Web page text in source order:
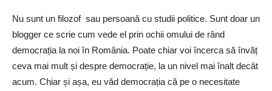
Nu sunt un filozof sau persoană cu studii politice. Sunt doar un
blogger ce scrie cum vede el prin ochii omului de rând
democrația la noi în România. Poate chiar voi încerca să învăț
ceva mai mult și despre democrație, la un nivel mai înalt decât
acum. Chiar și așa, eu văd democrația că pe o necesitate